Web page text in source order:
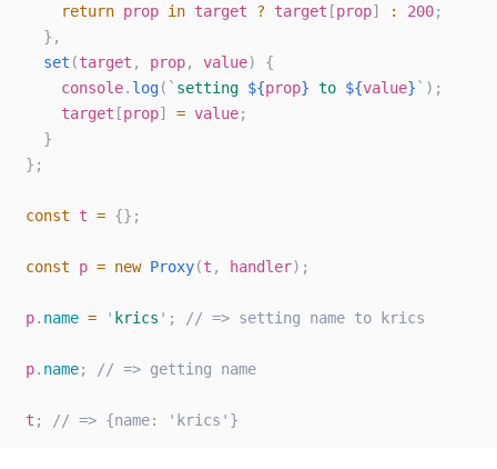
return prop in target ? target [prop] : 200;
},
set (target , prop, value)
{
console. log( ` setting ${prop} to ${value} ` );
target [prop] = value;
}
};
const t = {};
const p = new Proxy(t , handler);
p. name = ' krics ' ; // => setting name to krics
p. name; // => getting name
t ; // => {name: 'krics'}